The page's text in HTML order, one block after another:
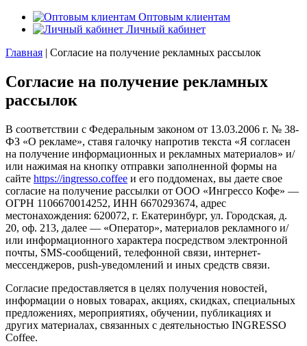
Оптовым клиентам
Личный кабинет
Главная | Согласие на получение рекламных рассылок
Согласие на получение рекламных
рассылок
В соответствии с Федеральным законом от 13.03.2006 г. № 38-
ФЗ «О рекламе», ставя галочку напротив текста «Я согласен
на получение информационных и рекламных материалов» и/
или нажимая на кнопку отправки заполненной формы на
сайте https://ingresso.coffee и его поддоменах, вы даете свое
согласие на получение рассылки от ООО «Ингрессо Кофе» —
ОГРН 1106670014252, ИНН 6670293674, адрес
местонахождения: 620072, г. Екатеринбург, ул. Городская, д.
20, оф. 213, далее — «Оператор», материалов рекламного и/
или информационного характера посредством электронной
почты, SMS-сообщений, телефонной связи, интернет-
мессенджеров, push-уведомлений и иных средств связи.
Согласие предоставляется в целях получения новостей,
информации о новых товарах, акциях, скидках, специальных
предложениях, мероприятиях, обучении, публикациях и
других материалах, связанных с деятельностью INGRESSO
Coffee.